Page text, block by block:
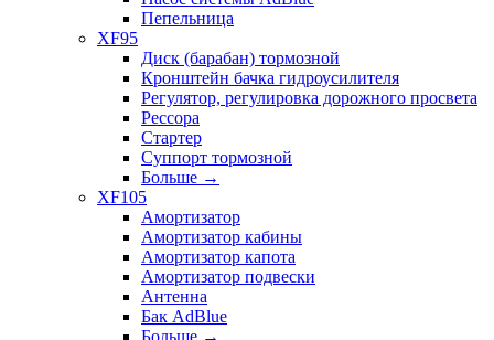
Пепельница
XF95
Диск (барабан) тормозной
Кронштейн бачка гидроусилителя
Регулятор, регулировка дорожного просвета
Рессора
Стартер
Суппорт тормозной
Больше →
XF105
Амортизатор
Амортизатор кабины
Амортизатор капота
Амортизатор подвески
Антенна
Бак AdBlue
Больше →